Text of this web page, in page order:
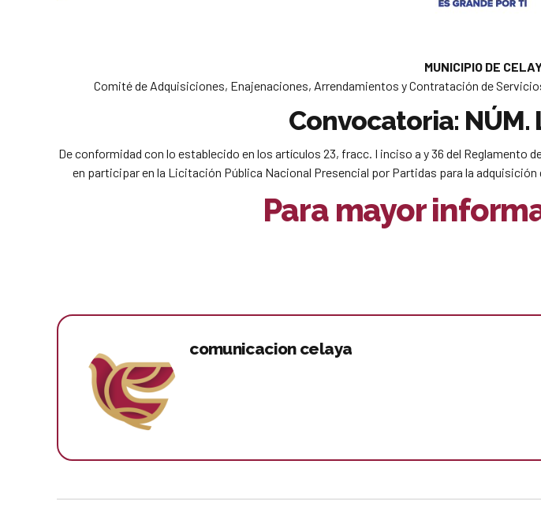
MUNICIPIO DE
Comité de Adquisiciones, Enajenaciones, Arrendamientos y Contratación de
Convocatoria: NÚM.
De conformidad con lo establecido en los artículos 23, fracc. I inciso a y 36 del Reglamento
en participar en la Licitación Pública Nacional Presencial por Partidas para la adquisición
Para mayor
comunicacion celaya